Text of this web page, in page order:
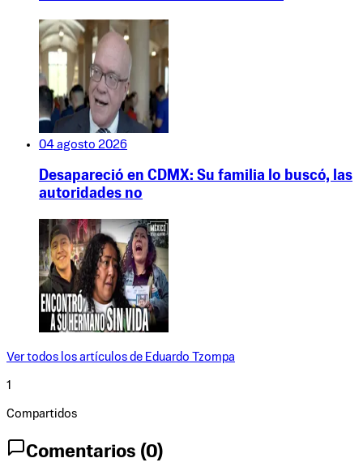
04 agosto 2026
Desapareció en CDMX: Su familia lo buscó, las
autoridades no
Ver todos los artículos de Eduardo Tzompa
1
Compartidos
Comentarios (0)